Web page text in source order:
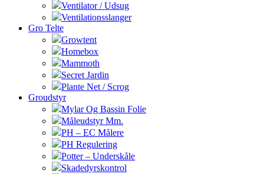
Ventilator / Udsug
Ventilationsslanger
Gro Telte
Growtent
Homebox
Mammoth
Secret Jardin
Plante Net / Scrog
Groudstyr
Mylar Og Bassin Folie
Måleudstyr Mm.
PH – EC Målere
PH Regulering
Potter – Underskåle
Skadedyrskontrol